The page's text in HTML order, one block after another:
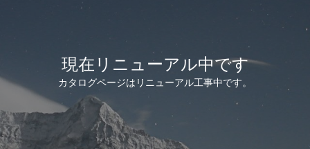
現在リニューアル中です
カタログページはリニューアル工事中です。